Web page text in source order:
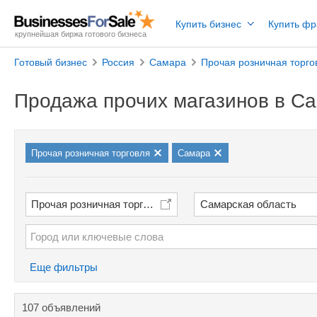
крупнейшая биржа готового бизнеса
Купить бизнес Купить
Готовый бизнес Россия Самара Прочая розничная
Продажа прочих магазинов в
Прочая розничная торговля Самара
Прочая розничная торговля Самарская область
Еще фильтры
107 объявлений